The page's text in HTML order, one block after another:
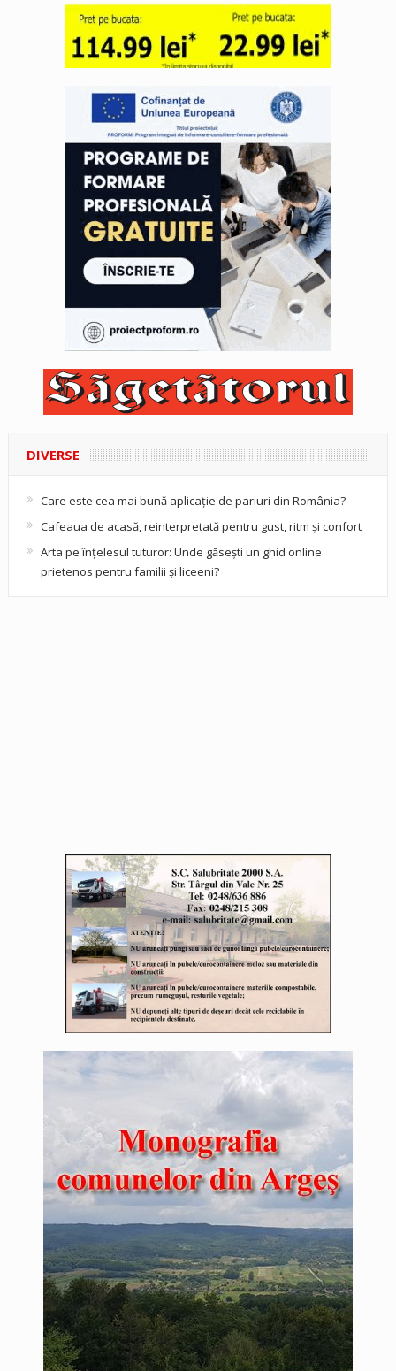
DIVERSE
Care este cea mai bună aplicație de pariuri din România?
Cafeaua de acasă, reinterpretată pentru gust, ritm și confort
Arta pe înțelesul tuturor: Unde găsești un ghid online
prietenos pentru familii și liceeni?